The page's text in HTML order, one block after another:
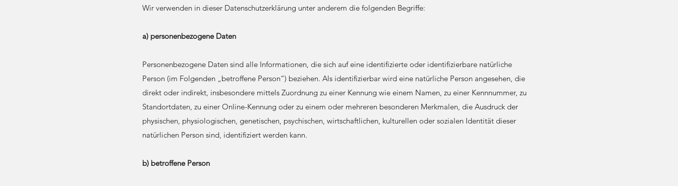
Wir verwenden in dieser Datenschutzerklärung unter anderem die folgenden Begriffe:
a) personenbezogene Daten
Personenbezogene Daten sind alle Informationen, die sich auf eine identifizierte oder identifizierbare natürliche
Person (im Folgenden „betroffene Person“) beziehen. Als identifizierbar wird eine natürliche Person angesehen, die
direkt oder indirekt, insbesondere mittels Zuordnung zu einer Kennung wie einem Namen, zu einer Kennnummer, zu
Standortdaten, zu einer Online-Kennung oder zu einem oder mehreren besonderen Merkmalen, die Ausdruck der
physischen, physiologischen, genetischen, psychischen, wirtschaftlichen, kulturellen oder sozialen Identität dieser
natürlichen Person sind, identifiziert werden kann.
b) betroffene Person